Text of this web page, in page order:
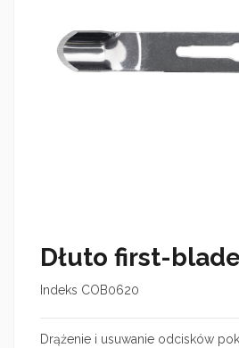
Dłuto first-
Indeks COB0620
Drążenie i usuwanie odcisków